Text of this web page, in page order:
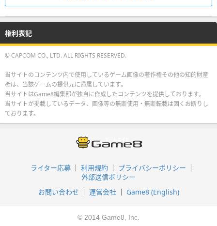
権利表記
© CAPCOM CO., LTD. ALL RIGHTS RESERVED.
当サイトのコンテンツ内で使用しているゲーム画像の著作権その他の知的財産
権は、当該ゲームの提供元に帰属しています。
当サイトはGame8編集部が独自に作成したコンテンツを提供しております。
当サイトが掲載しているデータ、画像等の無断使用・無断転載は固くお断りし
ております。
ライター応募 利用規約
プライバシーポリシー
外部送信ポリシー
お問い合わせ
運営会社 Game8 (English)
© 2014 Game8, Inc.